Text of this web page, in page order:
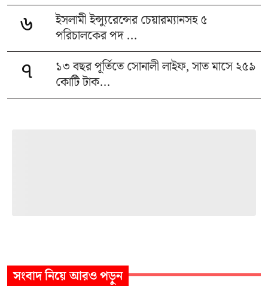
৬
ইসলামী ইন্স্যুরেন্সের চেয়ারম্যানসহ ৫
পরিচালকের পদ ...
৭
১৩ বছর পূর্তিতে সোনালী লাইফ, সাত মাসে ২৫৯
কোটি টাক...
সংবাদনিয়ে আরও পড়ুন